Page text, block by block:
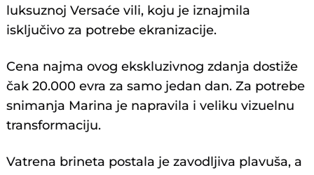
luksuznoj Versaće vili, koju je iznajmila
isključivo za potrebe ekranizacije.
Cena najma ovog ekskluzivnog zdanja dostiže
čak 20.000 evra za samo jedan dan. Za potrebe
snimanja Marina je napravila i veliku vizuelnu
transformaciju.
Vatrena brineta postala je zavodljiva plavuša, a